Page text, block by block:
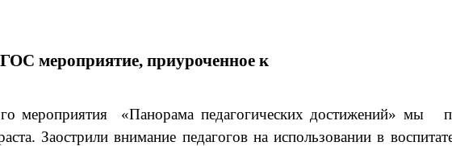
мероприятие, приуроченное к
мероприятия «Панорама педагогических достижений» мы
Заострили внимание педагогов на использовании в